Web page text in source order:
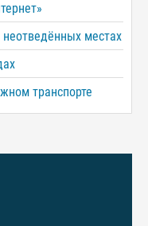
местах
транспорте